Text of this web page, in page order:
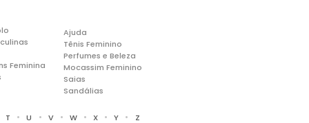
Feminina
Ajuda
Tênis Feminino
Perfumes e Beleza
Mocassim Feminino
Saias
Sandálias
T • U • V • W • X • Y • Z